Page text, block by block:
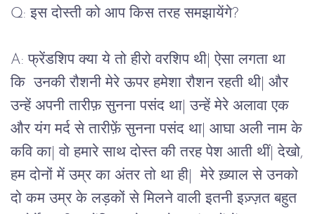
Q: इस दोस्ती को आप किस तरह समझायेंगे?
A: फ्रेंडशिप क्या ये तो हीरो वरशिप थी| ऐसा लगता था
कि उनकी रौशनी मेरे ऊपर हमेशा रौशन रहती थी| और
उन्हें अपनी तारीफ़ सुनना पसंद था| उन्हें मेरे अलावा एक
और यंग मर्द से तारीफ़ें सुनना पसंद था| आघा अली नाम के
कवि का| वो हमारे साथ दोस्त की तरह पेश आती थीं| देखो,
हम दोनों में उम्र का अंतर तो था ही| मेरे ख़्याल से उनको
दो कम उम्र के लड़कों से मिलने वाली इतनी इज़्ज़त बहुत